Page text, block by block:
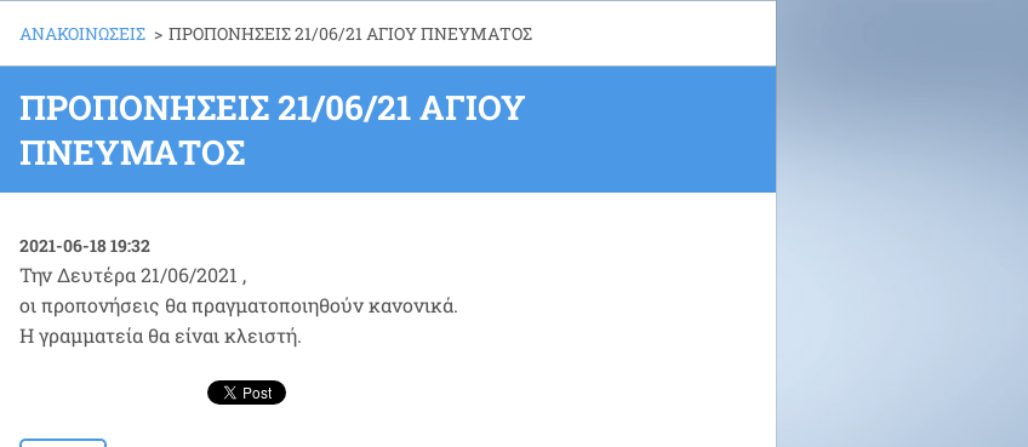
ΑΝΑΚΟΙΝΩΣΕΙΣ > ΠΡΟΠΟΝΗΣΕΙΣ 21/06/21 ΑΓΙΟΥ ΠΝΕΥΜΑΤΟΣ
ΠΡΟΠΟΝΗΣΕΙΣ 21/06/21 ΑΓΙΟΥ
ΠΝΕΥΜΑΤΟΣ
2021-06-18 19:32
Την Δευτέρα 21/06/2021 ,
οι προπονήσεις θα πραγματοποιηθούν κανονικά.
Η γραμματεία θα είναι κλειστή.